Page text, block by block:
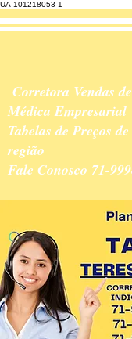
UA-101218053-1
Corretora Vendas
Médica Empresarial
Tabelas de Preços
região
Fale Conosco 71-